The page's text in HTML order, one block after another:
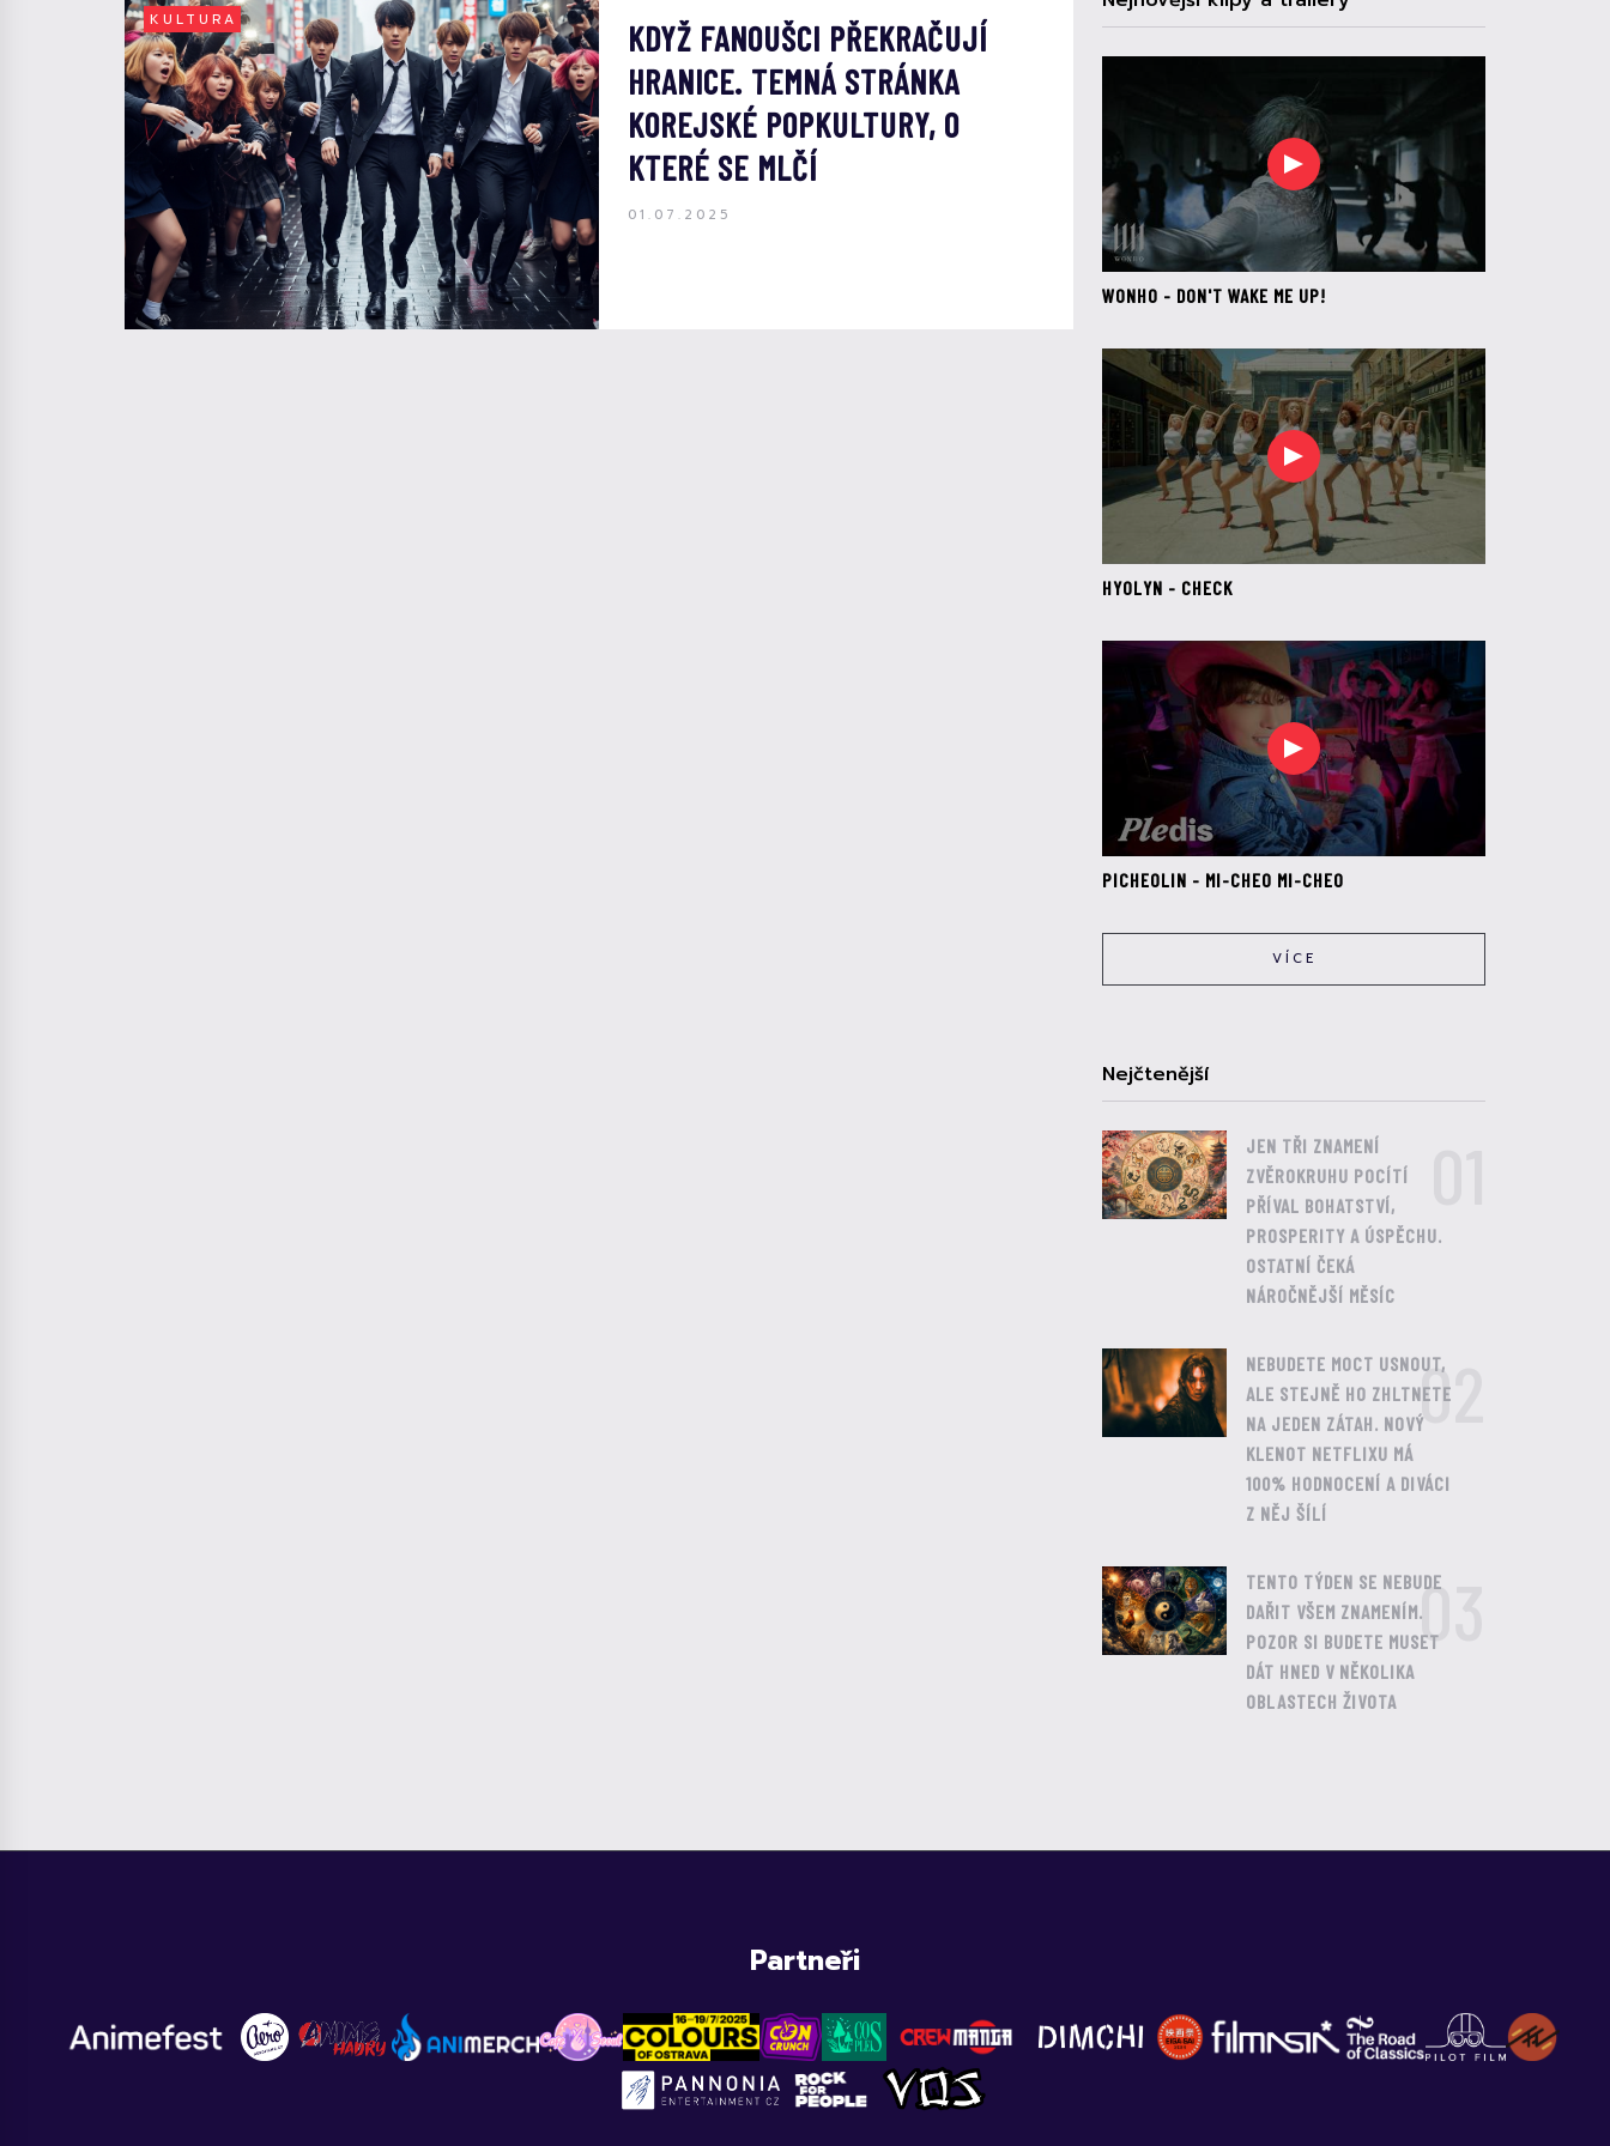
KULTURA
KDYŽ FANOUŠCI PŘEKRAČUJÍ
HRANICE. TEMNÁ STRÁNKA
KOREJSKÉ POPKULTURY, O
KTERÉ SE MLČÍ
01.07.2025
WONHO - DON'T WAKE ME UP!
HYOLYN - CHECK
PICHEOLIN - MI-CHEO MI-CHEO
VÍCE
Nejčtenější
JEN TŘI ZNAMENÍ
ZVĚROKRUHU POCÍTÍ
PŘÍVAL BOHATSTVÍ,
PROSPERITY A ÚSPĚCHU.
OSTATNÍ ČEKÁ
NÁROČNĚJŠÍ MĚSÍC
NEBUDETE MOCT USNOUT,
ALE STEJNĚ HO ZHLTNETE
NA JEDEN ZÁTAH. NOVÝ
KLENOT NETFLIXU MÁ
100% HODNOCENÍ A DIVÁCI
Z NĚJ ŠÍLÍ
02
TENTO TÝDEN SE NEBUDE
DAŘIT VŠEM ZNAMENÍM.
POZOR SI BUDETE MUSET
DÁT HNED V NĚKOLIKA
OBLASTECH ŽIVOTA
03
Partneři